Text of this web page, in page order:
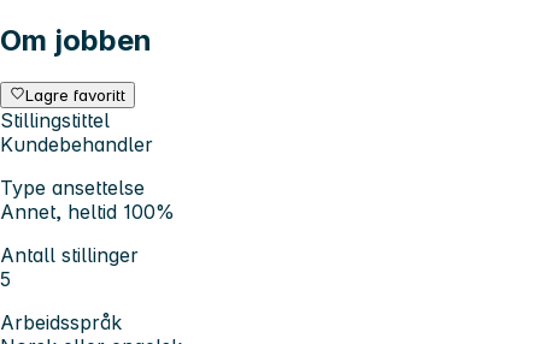
Om jobben
Lagre favoritt
Stillingstittel
Kundebehandler
Type ansettelse
Annet, heltid 100%
Antall stillinger
5
Arbeidsspråk